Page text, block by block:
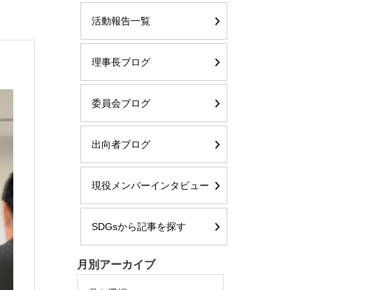
活動報告一覧
理事長ブログ
委員会ブログ
出向者ブログ
現役メンバーインタビュー
SDGsから記事を探す
月別アーカイブ